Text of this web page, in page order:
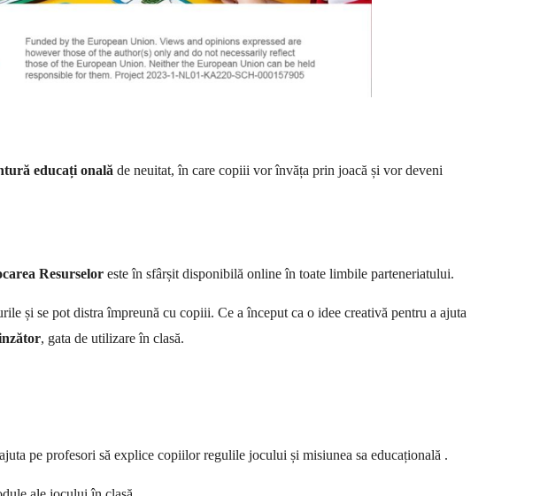
educați onală de neuitat, în care copiii vor învăța prin joacă și vor deveni
Resurselor este în sfârșit disponibilă online în toate limbile parteneriatului.
și se pot distra împreună cu copiii. Ce a început ca o idee creativă pentru a ajuta
, gata de utilizare în clasă.
pe profesori să explice copiilor regulile jocului și misiunea sa educațională .